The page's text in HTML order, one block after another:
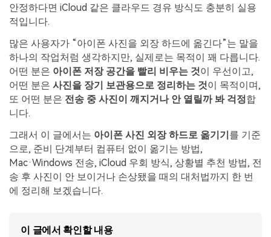
안정하다면 iCloud 같은 클라우드 경유 방식도 충분히 실용
적입니다.
많은 사용자가 “아이폰 사진을 외장 하드에 옮긴다”는 말을
하나의 작업처럼 생각하지만, 실제로는 목적이 꽤 다릅니다.
어떤 분은 아이폰 저장 공간을 빨리 비우는 것이 우선이고,
어떤 분은 사진을 장기 보관용으로 정리하는 것이 목적이며,
또 어떤 분은 전송 중 사진이 깨지거나 안 열릴까 봐 걱정합
니다.
그래서 이 글에서는 아이폰 사진 외장 하드로 옮기기를 기준
으로, 준비 단계부터 컴퓨터 없이 옮기는 방법,
Mac·Windows 전송, iCloud 우회 방식, 상황별 추천 방법, 전
송 후 사진이 안 보이거나 손상됐을 때의 대처법까지 한 번
에 정리해 보겠습니다.
이 글에서 확인할 내용